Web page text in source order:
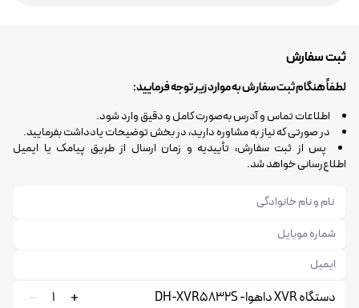
ثبت سفارش
لطفاً هنگام ثبت سفارش به موارد زیر توجه فرمایید:
اطلاعات تماس و آدرس به‌صورت کامل و دقیق وارد شود.
در صورتی که نیاز به مشاوره دارید، در بخش توضیحات یادداشت بفرمایید.
پس از ثبت سفارش، تأییدیه و زمان ارسال از طریق پیامک یا ایمیل
اطلاع‌رسانی خواهد شد.
دستگاه XVR داهوا- DH-XVR5832S 1